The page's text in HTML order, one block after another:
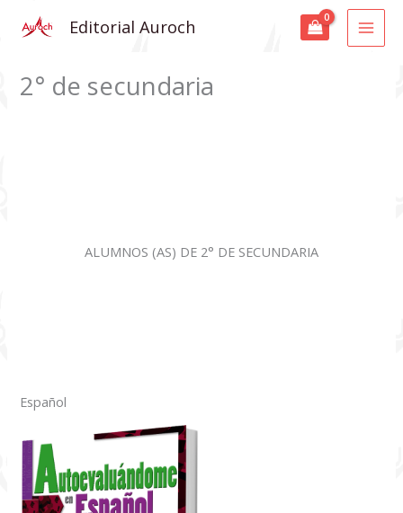
Editorial Auroch
2° de secundaria
ALUMNOS (AS) DE 2° DE SECUNDARIA
Español